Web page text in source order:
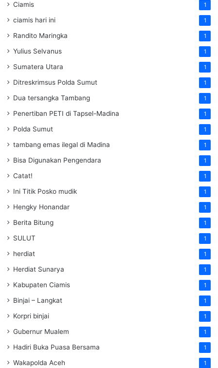
Ciamis 1
ciamis hari ini 1
Randito Maringka 1
Yulius Selvanus 1
Sumatera Utara 1
Ditreskrimsus Polda Sumut 1
Dua tersangka Tambang 1
Penertiban PETI di Tapsel-Madina 1
Polda Sumut 1
tambang emas ilegal di Madina 1
Bisa Digunakan Pengendara 1
Catat! 1
Ini Titik Posko mudik 1
Hengky Honandar 1
Berita Bitung 1
SULUT 1
herdiat 1
Herdiat Sunarya 1
Kabupaten Ciamis 1
Binjai – Langkat 1
Korpri binjai 1
Gubernur Mualem 1
Hadiri Buka Puasa Bersama 1
Wakapolda Aceh 1